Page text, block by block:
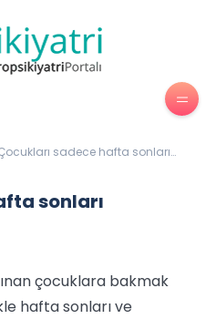
sadece hafta sonları
sonları
çocuklara bakmak
hafta sonları ve